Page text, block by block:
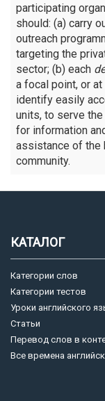
participating
should: (a) carry
outreach
targeting the
sector; (b) each
a focal point, or
identify easily
units, to serve
for information
assistance of the
community.
КАТАЛОГ
Категории слов
Категории тестов
Уроки английского
Статьи
Перевод слов в
Все времена